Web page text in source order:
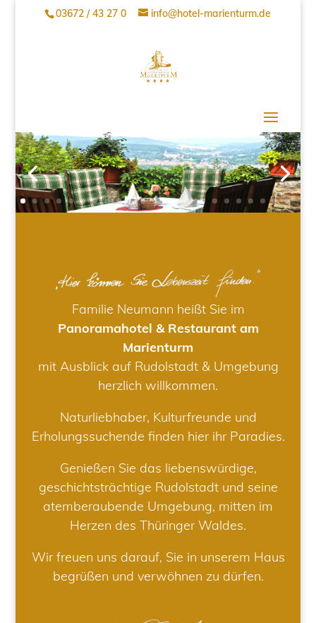
03672 / 43 27 0 info@hotel-marienturm.de
Familie Neumann heißt Sie im
Panoramahotel & Restaurant am
Marienturm
mit Ausblick auf Rudolstadt & Umgebung
herzlich willkommen.
Naturliebhaber, Kulturfreunde und
Erholungssuchende finden hier ihr Paradies.
Genießen Sie das liebenswürdige,
geschichtsträchtige Rudolstadt und seine
atemberaubende Umgebung, mitten im
Herzen des Thüringer Waldes.
Wir freuen uns darauf, Sie in unserem Haus
begrüßen und verwöhnen zu dürfen.